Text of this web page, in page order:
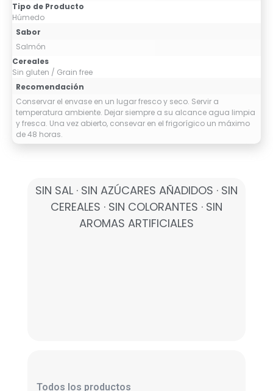
Tipo de Producto
Húmedo
Sabor
Salmón
Cereales
Sin gluten / Grain free
Recomendación
Conservar el envase en un lugar fresco y seco. Servir a
temperatura ambiente. Dejar siempre a su alcance agua limpia
y fresca. Una vez abierto, consevar en el frigorígico un máximo
de 48 horas.
SIN SAL · SIN AZÚCARES AÑADIDOS · SIN
CEREALES · SIN COLORANTES · SIN
AROMAS ARTIFICIALES
Todos los productos